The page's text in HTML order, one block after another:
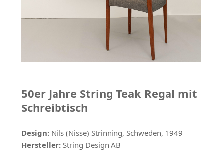
50er Jahre String Teak Regal mit
Schreibtisch
Design: Nils (Nisse) Strinning, Schweden, 1949
Hersteller: String Design AB